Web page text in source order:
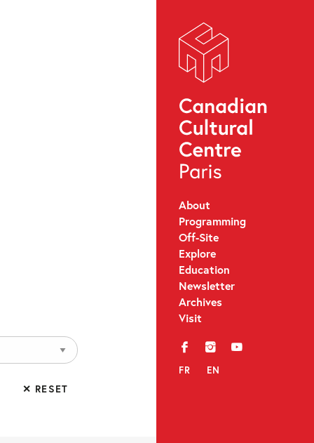
About
Programming
Off-Site
Explore
Education
Newsletter
Archives
Visit
f i y
FR EN
✕ RESET